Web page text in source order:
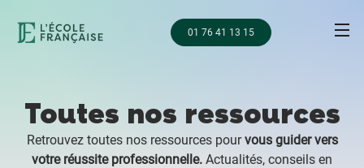
01 76 41 13 15
Toutes nos ressources
Retrouvez toutes nos ressources pourvous guider vers
votre réussite professionnelle. Actualités, conseils en